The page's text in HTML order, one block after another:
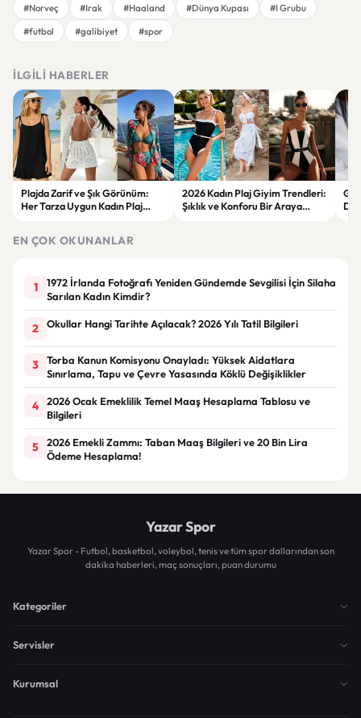
#Norveç #Irak #Haaland #Dünya Kupası
#I Grubu
#futbol
#galibiyet #spor
İLGILI HABERLER
Plajda Zarif ve Şık Görünüm:
Her Tarza Uygun Kadın Plaj
2026 Kadın Plaj Giyim Trendleri:
Şıklık ve Konforu Bir Araya
EN ÇOK OKUNANLAR
1
1972 İrlanda Fotoğrafı Yeniden Gündemde Sevgilisi İçin Silaha
Sarılan Kadın Kimdir?
2 Okullar Hangi Tarihte Açılacak? 2026 Yılı Tatil Bilgileri
3
Torba Kanun Komisyonu Onayladı: Yüksek Aidatlara
Sınırlama, Tapu ve Çevre Yasasında Köklü Değişiklikler
4
2026 Ocak Emeklilik Temel Maaş Hesaplama Tablosu ve
Bilgileri
5
2026 Emekli Zammı: Taban Maaş Bilgileri ve 20 Bin Lira
Ödeme Hesaplama!
Yazar Spor
Yazar Spor - Futbol, basketbol, voleybol, tenis ve tüm spor dallarından son
dakika haberleri, maç sonuçları, puan durumu
Kategoriler
Servisler
Kurumsal